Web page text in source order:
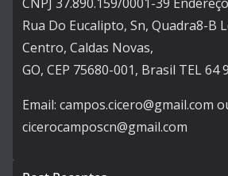
Rua Do Eucalipto, Sn, Quadra8-B
Centro, Caldas Novas,
GO, CEP 75680-001, Brasil TEL 64
Email: campos.cicero@gmail.com
cicerocamposcn@gmail.com